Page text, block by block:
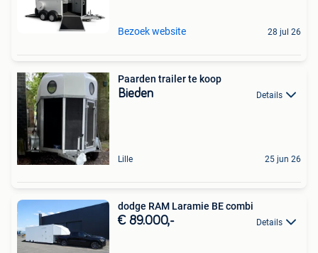
Bezoek website 28 jul 26
Paarden trailer te koop
Bieden Details
Lille 25 jun 26
dodge RAM Laramie BE combi
€ 89.000,- Details